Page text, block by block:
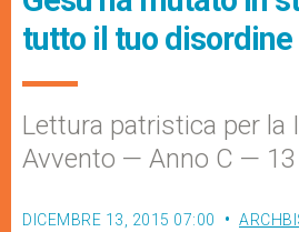
tutto il tuo disordine
Lettura patristica per la
Avvento — Anno C —
DICEMBRE 13, 2015 07:00